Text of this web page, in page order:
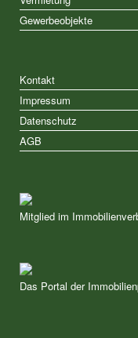
Gewerbeobjekte
Kontakt
Impressum
Datenschutz
AGB
Mitglied im
Das Portal der